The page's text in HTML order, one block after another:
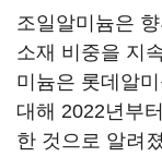
조일알미늄은
소재 비중을 지
미늄은 롯데알
대해 2022년부
한 것으로 알려